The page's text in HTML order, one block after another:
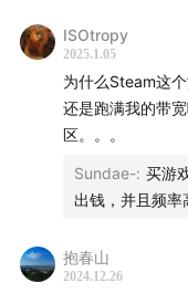
ISOtropy
2025.1.05
为什么Steam这
还是跑满我的带
区。。。
Sundae-: 买游
出钱，并且频率
抱春山
2024.12.26